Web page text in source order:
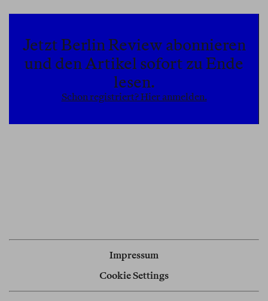
Jetzt Berlin Review abonnieren
und den Artikel sofort zu Ende
lesen.
Schon registriert? Hier anmelden.
Impressum
Cookie Settings